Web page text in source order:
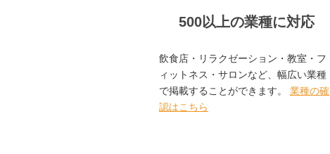
500以上の業種に対応
飲食店・リラクゼーション・教室・フ
ィットネス・サロンなど、幅広い業種
で掲載することができます。 業種の確
認はこちら